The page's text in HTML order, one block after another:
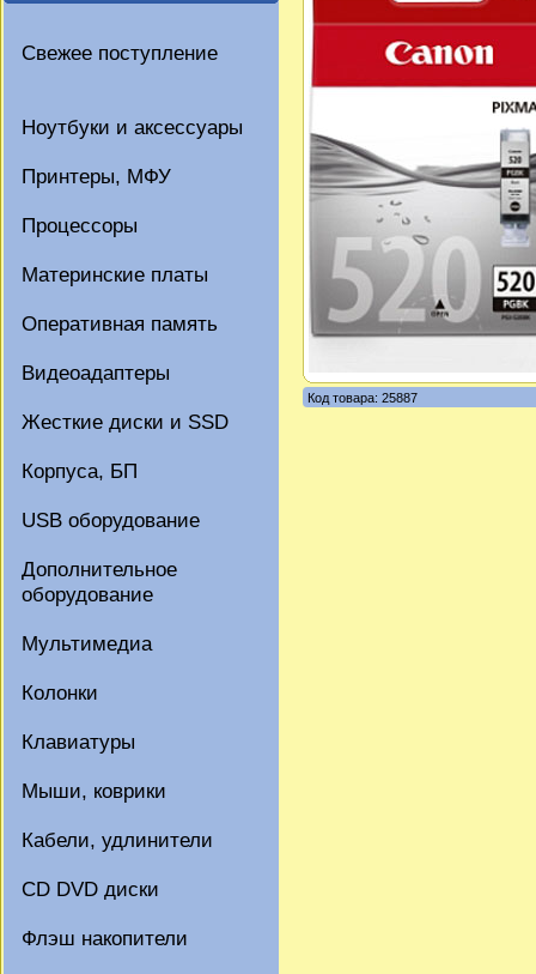
Свежее поступление
Ноутбуки и аксессуары
Принтеры, МФУ
Процессоры
Материнские платы
Оперативная память
Видеоадаптеры
Жесткие диски и SSD
Корпуса, БП
USB оборудование
Дополнительное
оборудование
Мультимедиа
Колонки
Клавиатуры
Мыши, коврики
Кабели, удлинители
CD DVD диски
Флэш накопители
Код товара: 25887